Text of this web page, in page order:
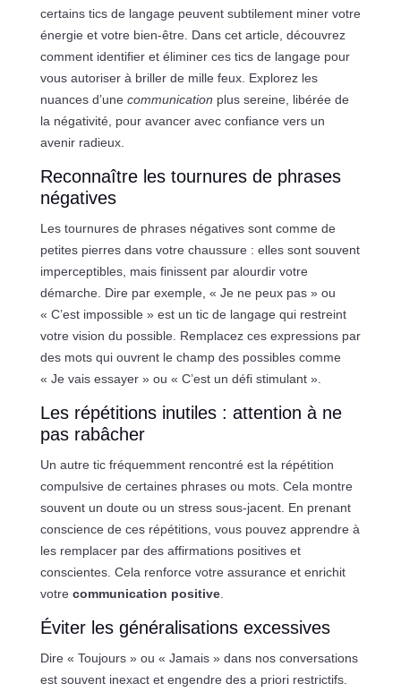
certains tics de langage peuvent subtilement miner votre
énergie et votre bien-être. Dans cet article, découvrez
comment identifier et éliminer ces tics de langage pour
vous autoriser à briller de mille feux. Explorez les
nuances d’une communication plus sereine, libérée de
la négativité, pour avancer avec confiance vers un
avenir radieux.
Reconnaître les tournures de phrases
négatives
Les tournures de phrases négatives sont comme de
petites pierres dans votre chaussure : elles sont souvent
imperceptibles, mais finissent par alourdir votre
démarche. Dire par exemple, « Je ne peux pas » ou
« C’est impossible » est un tic de langage qui restreint
votre vision du possible. Remplacez ces expressions par
des mots qui ouvrent le champ des possibles comme
« Je vais essayer » ou « C’est un défi stimulant ».
Les répétitions inutiles : attention à ne
pas rabâcher
Un autre tic fréquemment rencontré est la répétition
compulsive de certaines phrases ou mots. Cela montre
souvent un doute ou un stress sous-jacent. En prenant
conscience de ces répétitions, vous pouvez apprendre à
les remplacer par des affirmations positives et
conscientes. Cela renforce votre assurance et enrichit
votre communication positive.
Éviter les généralisations excessives
Dire « Toujours » ou « Jamais » dans nos conversations
est souvent inexact et engendre des a priori restrictifs.